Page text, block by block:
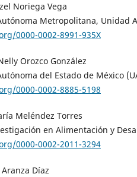
Noriega Vega
Metropolitana, Unidad
0000-0002-8991-935X
Orozco González
del Estado de México
0000-0002-8885-5198
Meléndez Torres
en Alimentación y
0000-0002-2011-3294
Díaz